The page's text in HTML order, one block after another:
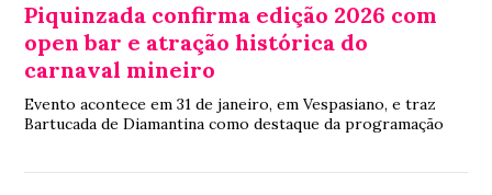
Piquinzada confirma edição 2026 com
open bar e atração histórica do
carnaval mineiro
Evento acontece em 31 de janeiro, em Vespasiano, e traz
Bartucada de Diamantina como destaque da programação